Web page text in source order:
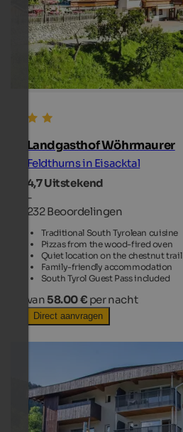
Landgasthof Wöhrmaurer
Feldthurns in Eisacktal
4,7Uitstekend
-
232 Beoordelingen
Traditional South Tyrolean cuisine
Pizzas from the wood-fired oven
Quiet location on the chestnut trail
Family-friendly accommodation
South Tyrol Guest Pass included
van 58.00 € per nacht
Direct aanvragen